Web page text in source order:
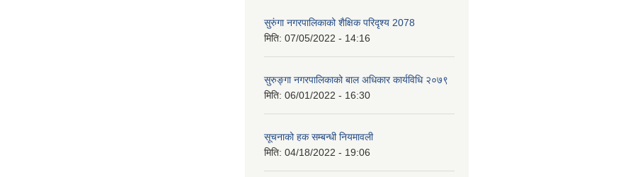
सुरुंगा नगरपालिकाको शैक्षिक परिदृश्य 2078
मिति: 07/05/2022 - 14:16
सुरुङ्गा नगरपालिकाको बाल अधिकार कार्यविधि २०७९
मिति: 06/01/2022 - 16:30
सूचनाको हक सम्बन्धी नियमावली
मिति: 04/18/2022 - 19:06